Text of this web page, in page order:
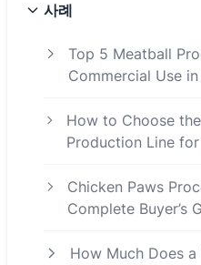
사례
Top 5 Meatball
Commercial Use
How to Choose
Production Line for
Chicken Paws
Complete Buyer’s
How Much Does